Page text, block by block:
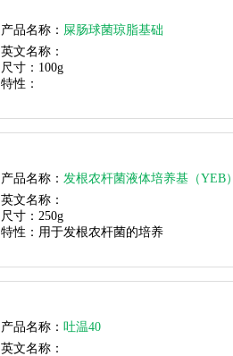
产品名称： 屎肠球菌琼脂基础
英文名称：
尺寸： 100g
特性：
产品名称： 发根农杆菌液体培养基（YEB）
英文名称：
尺寸： 250g
特性： 用于发根农杆菌的培养
产品名称： 吐温40
英文名称：